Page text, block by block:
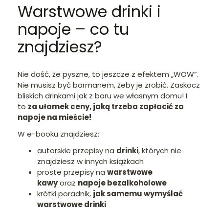
Warstwowe drinki i
napoje – co tu
znajdziesz?
Nie dość, że pyszne, to jeszcze z efektem „WOW”.
Nie musisz być barmanem, żeby je zrobić. Zaskocz
bliskich drinkami jak z baru we własnym domu! I
to za ułamek ceny, jaką trzeba zapłacić za
napoje na mieście!
W e-booku znajdziesz:
autorskie przepisy na drinki, których nie
znajdziesz w innych książkach
proste przepisy na warstwowe
kawyoraz napoje bezalkoholowe
krótki poradnik, jak samemu wymyślać
warstwowe drinki